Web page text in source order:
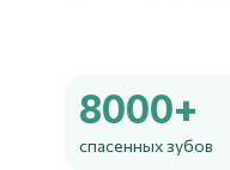
8000+
спасенных зубов